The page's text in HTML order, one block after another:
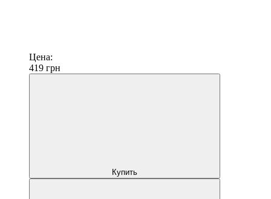
Цена:
419 грн
Купить